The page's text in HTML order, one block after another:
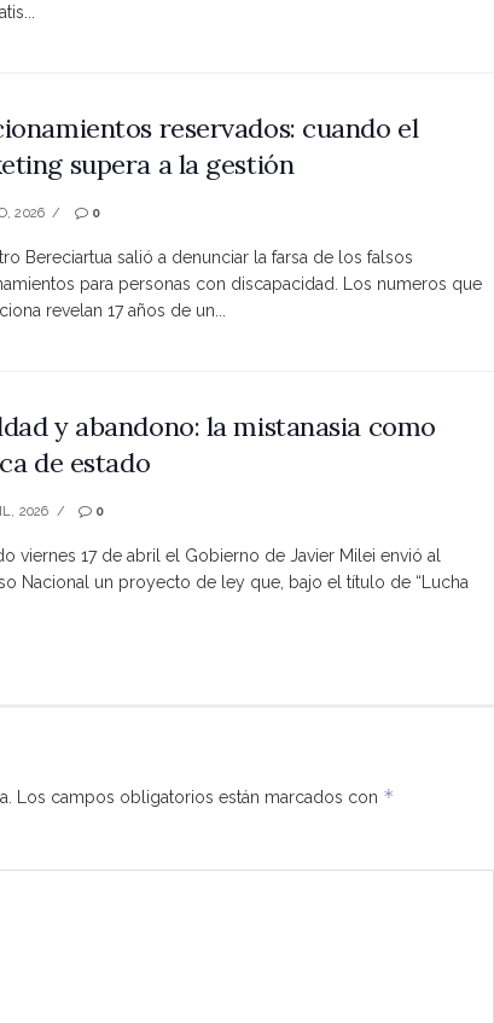
reservados: cuando el
supera a la gestión
2026 0
Bereciartua salió a denunciar la farsa de los falsos
para personas con discapacidad. Los numeros que
revelan 17 años de un...
y abandono: la mistanasia como
de estado
2026 0
viernes 17 de abril el Gobierno de Javier Milei envió al
Nacional un proyecto de ley que, bajo el título de “Lucha
Los campos obligatorios están marcados con *